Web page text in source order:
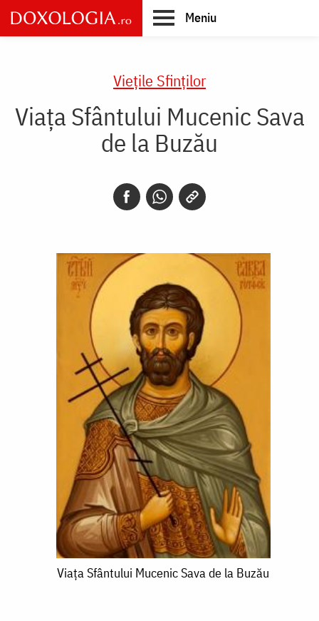
Skip
to
main
Meniu
Vieţile Sfinţilor
Viața Sfântului Mucenic Sava
de la Buzău
Viața Sfântului Mucenic Sava de la Buzău